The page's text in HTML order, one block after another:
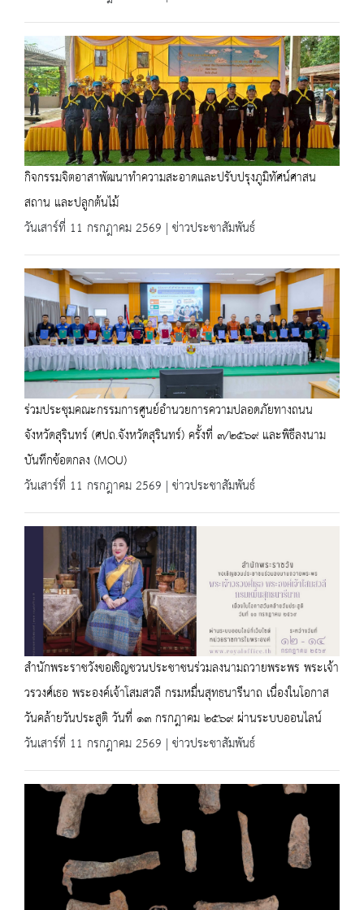
กิจกรรมจิตอาสาพัฒนาทำความสะอาดและปรับปรุงภูมิทัศน์ศาสน
สถาน และปลูกต้นไม้
วันเสาร์ที่ 11 กรกฎาคม 2569 | ข่าวประชาสัมพันธ์
ร่วมประชุมคณะกรรมการศูนย์อำนวยการความปลอดภัยทางถนน
จังหวัดสุรินทร์ (ศปถ.จังหวัดสุรินทร์) ครั้งที่ ๓/๒๕๖๙ และพิธีลงนาม
บันทึกข้อตกลง (MOU)
วันเสาร์ที่ 11 กรกฎาคม 2569 | ข่าวประชาสัมพันธ์
สำนักพระราชวังขอเชิญชวนประชาชนร่วมลงนามถวายพระพร พระเจ้า
วรวงศ์เธอ พระองค์เจ้าโสมสวลี กรมหมื่นสุทธนารีนาถ เนื่องในโอกาส
วันคล้ายวันประสูติ วันที่ ๑๓ กรกฎาคม ๒๕๖๙ ผ่านระบบออนไลน์
วันเสาร์ที่ 11 กรกฎาคม 2569 | ข่าวประชาสัมพันธ์